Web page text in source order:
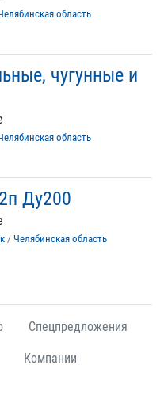
область
чугунные и
область
Ду200
/ Челябинская область
Спецпредложения
Компании